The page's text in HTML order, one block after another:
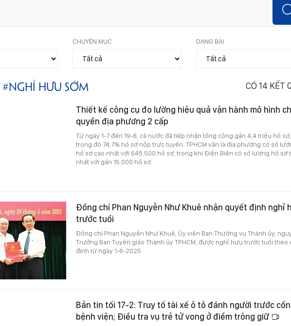
CHUYÊN MỤC DẠNG BÀI
#NGHỈ HƯU SỚM CÓ 14 KẾT
Thiết kế công cụ đo lường hiệu quả vận hành mô hình
quyền địa phương 2 cấp
Từ ngày 1-7 đến 19-8, cả nước đã tiếp nhận tổng cộng gần 4,4 triệu hồ sơ,
trong đó 74,7% hồ sơ nộp trực tuyến. TPHCM vẫn là địa phương có số
hồ sơ cao nhất với 645.500 hồ sơ, trong khi Điện Biên có số lượng hồ sơ
nhất với gần 15.000 hồ sơ.
Đồng chí Phan Nguyễn Như Khuê nhận quyết định nghỉ
trước tuổi
Đồng chí Phan Nguyễn Như Khuê, Ủy viên Ban Thường vụ Thành ủy,
Trưởng Ban Tuyên giáo Thành ủy TPHCM, được nghỉ hưu trước tuổi theo
định từ ngày 1-6-2025.
Bản tin tối 17-2: Truy tố tài xế ô tô đánh người trước
bệnh viện; Điều tra vụ trẻ tử vong ở điểm trông giữ